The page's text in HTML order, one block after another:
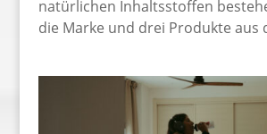
natürlichen Inhaltsstoffen
die Marke und drei Produkte aus